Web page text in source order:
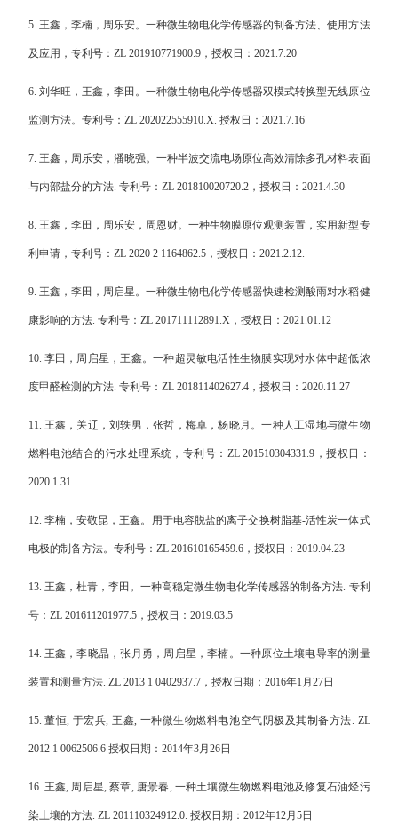
5. 王鑫，李楠，周乐安。一种微生物电化学传感器的制备方法、使用方法
及应用，专利号： ZL 201910771900.9，授权日： 2021.7.20
6. 刘华旺，王鑫，李田。一种微生物电化学传感器双模式转换型无线原位
监测方法。专利号： ZL 202022555910.X. 授权日： 2021.7.16
7. 王鑫，周乐安，潘晓强。一种半波交流电场原位高效清除多孔材料表面
与内部盐分的方法. 专利号： ZL 201810020720.2，授权日： 2021.4.30
8. 王鑫，李田，周乐安，周恩财。一种生物膜原位观测装置，实用新型专
利申请，专利号： ZL 2020 2 1164862.5，授权日： 2021.2.12.
9. 王鑫，李田，周启星。一种微生物电化学传感器快速检测酸雨对水稻健
康影响的方法. 专利号： ZL 201711112891.X，授权日： 2021.01.12
10. 李田，周启星，王鑫。一种超灵敏电活性生物膜实现对水体中超低浓
度甲醛检测的方法. 专利号： ZL 201811402627.4，授权日： 2020.11.27
11. 王鑫，关辽，刘轶男，张哲，梅卓，杨晓月。一种人工湿地与微生物
燃料电池结合的污水处理系统，专利号： ZL 201510304331.9 ，授权日：
2020.1.31
12. 李楠，安敬昆，王鑫。用于电容脱盐的离子交换树脂基-活性炭一体式
电极的制备方法。专利号： ZL 201610165459.6，授权日： 2019.04.23
13. 王鑫，杜青，李田。一种高稳定微生物电化学传感器的制备方法. 专利
号： ZL 201611201977.5，授权日： 2019.03.5
14. 王鑫，李晓晶，张月勇，周启星，李楠。一种原位土壤电导率的测量
装置和测量方法. ZL 2013 1 0402937.7，授权日期： 2016年1 月 27日
15.董恒, 于宏兵, 王鑫, 一种微生物燃料电池空气阴极及其制备方法. ZL
2012 1 0062506.6 授权日期： 2014年3月 26日
16. 王鑫, 周启星,蔡章, 唐景春, 一种土壤微生物燃料电池及修复石油烃污
染土壤的方法. ZL 201110324912.0. 授权日期： 2012年12月 5日